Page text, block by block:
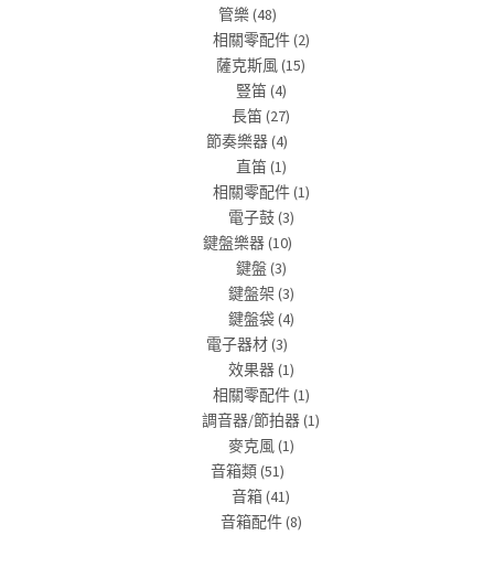
管樂(48)
相關零配件(2)
薩克斯風(15)
豎笛 (4)
長笛 (27)
節奏樂器(4)
直笛 (1)
相關零配件(1)
電子鼓(3)
鍵盤樂器(10)
鍵盤(3)
鍵盤架 (3)
鍵盤袋(4)
電子器材(3)
效果器(1)
相關零配件(1)
調音器/節拍器(1)
麥克風(1)
音箱類(51)
音箱(41)
音箱配件(8)